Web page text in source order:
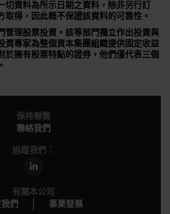
切資料為所示日期之資料，除非另行訂
取得，因此概不保證該資料的可靠性。
管理股票投資。該等部門獨立作出投資與
資專家為整個資本集團組織提供固定收益
於擁有股票特點的證券，他們僅代表三個
保持聯繫
聯絡我們
追蹤我們：
有關本公司
我們
事業發展